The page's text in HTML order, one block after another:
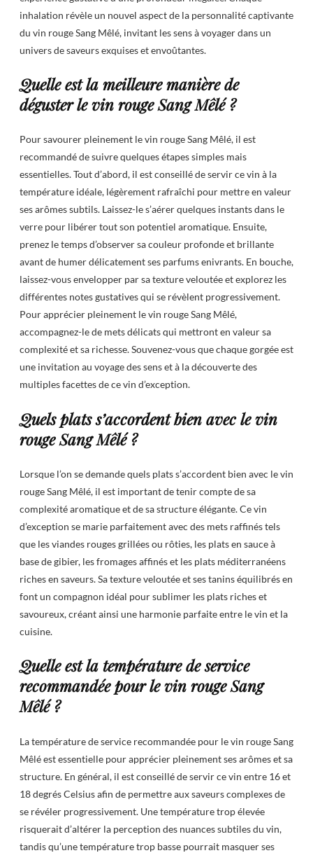
inhalation révèle un nouvel aspect de la personnalité captivante
du vin rouge Sang Mêlé, invitant les sens à voyager dans un
univers de saveurs exquises et envoûtantes.
Quelle est la meilleure manière de
déguster le vin rouge Sang Mêlé ?
Pour savourer pleinement le vin rouge Sang Mêlé, il est
recommandé de suivre quelques étapes simples mais
essentielles. Tout d’abord, il est conseillé de servir ce vin à la
température idéale, légèrement rafraîchi pour mettre en valeur
ses arômes subtils. Laissez-le s’aérer quelques instants dans le
verre pour libérer tout son potentiel aromatique. Ensuite,
prenez le temps d’observer sa couleur profonde et brillante
avant de humer délicatement ses parfums enivrants. En bouche,
laissez-vous envelopper par sa texture veloutée et explorez les
différentes notes gustatives qui se révèlent progressivement.
Pour apprécier pleinement le vin rouge Sang Mêlé,
accompagnez-le de mets délicats qui mettront en valeur sa
complexité et sa richesse. Souvenez-vous que chaque gorgée est
une invitation au voyage des sens et à la découverte des
multiples facettes de ce vin d’exception.
Quels plats s’accordent bien avec le vin
rouge Sang Mêlé ?
Lorsque l’on se demande quels plats s’accordent bien avec le vin
rouge Sang Mêlé, il est important de tenir compte de sa
complexité aromatique et de sa structure élégante. Ce vin
d’exception se marie parfaitement avec des mets raffinés tels
que les viandes rouges grillées ou rôties, les plats en sauce à
base de gibier, les fromages affinés et les plats méditerranéens
riches en saveurs. Sa texture veloutée et ses tanins équilibrés en
font un compagnon idéal pour sublimer les plats riches et
savoureux, créant ainsi une harmonie parfaite entre le vin et la
cuisine.
Quelle est la température de service
recommandée pour le vin rouge Sang
Mêlé ?
La température de service recommandée pour le vin rouge Sang
Mêlé est essentielle pour apprécier pleinement ses arômes et sa
structure. En général, il est conseillé de servir ce vin entre 16 et
18 degrés Celsius afin de permettre aux saveurs complexes de
se révéler progressivement. Une température trop élevée
risquerait d’altérer la perception des nuances subtiles du vin,
tandis qu’une température trop basse pourrait masquer ses